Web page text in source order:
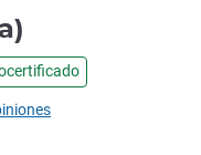
de ALL)